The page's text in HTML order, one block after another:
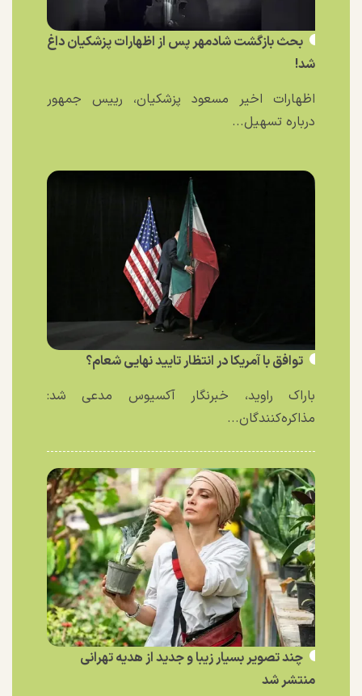
بحث بازگشت شادمهر پس از اظهارات پزشکیان داغ
شد!
اظهارات اخیر مسعود پزشکیان، رییس جمهور
درباره تسهیل...
توافق با آمریکا در انتظار تایید نهایی شعام؟
باراک راوید، خبرنگار آکسیوس مدعی شد:
مذاکره‌کنندگان...
چند تصویر بسیار زیبا و جدید از هدیه تهرانی
منتشر شد